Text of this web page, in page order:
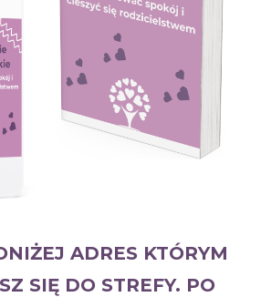
ADRES KTÓRYM
SIĘ DO STREFY. PO